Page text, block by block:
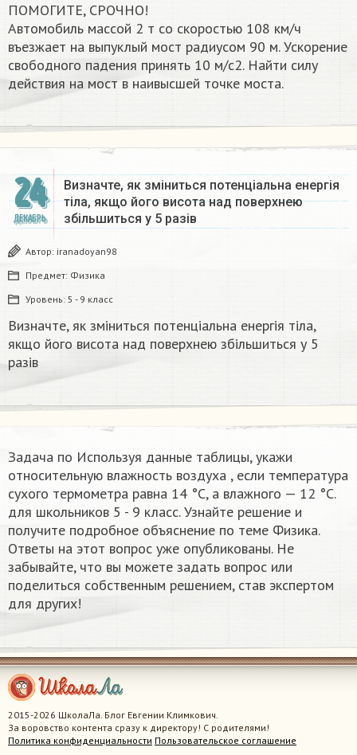
ПОМОГИТЕ, СРОЧНО!
Автомобиль массой 2 т со скоростью 108 км/ч
въезжает на выпуклый мост радиусом 90 м. Ускорение
свободного падения принять 10 м/с2. Найти силу
действия на мост в наивысшей точке моста.
24
ДЕКАБРЬ
Визначте, як зміниться потенціальна енергія
тіла, якщо його висота над поверхнею
збільшиться у 5 разів
Автор: iranadoyan98
Предмет: Физика
Уровень: 5 - 9 класс
Визначте, як зміниться потенціальна енергія тіла,
якщо його висота над поверхнею збільшиться у 5
разів
Задача по Используя данные таблицы, укажи
относительную влажность воздуха , если температура
сухого термометра равна 14 °С, а влажного — 12 °С.
для школьников 5 - 9 класс. Узнайте решение и
получите подробное объяснение по теме Физика.
Ответы на этот вопрос уже опубликованы. Не
забывайте, что вы можете задать вопрос или
поделиться собственным решением, став экспертом
для других!
2015-2026 ШколаЛа. Блог Евгении Климкович.
За воровство контента сразу к директору! С родителями!
Политика конфиденциальности Пользовательское соглашение